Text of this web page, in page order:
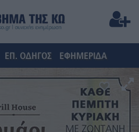
ΕΠ. ΟΔΗΓΟΣ ΕΦΗΜΕΡΙΔΑ